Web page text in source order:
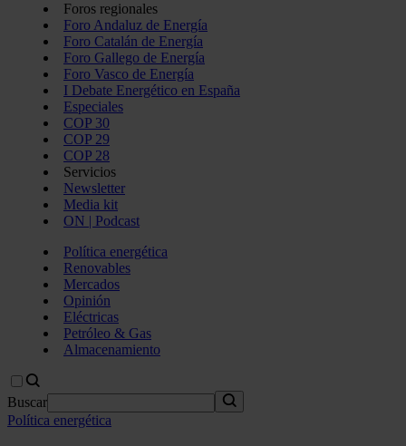
Foros regionales
Foro Andaluz de Energía
Foro Catalán de Energía
Foro Gallego de Energía
Foro Vasco de Energía
I Debate Energético en España
Especiales
COP 30
COP 29
COP 28
Servicios
Newsletter
Media kit
ON | Podcast
Política energética
Renovables
Mercados
Opinión
Eléctricas
Petróleo & Gas
Almacenamiento
Buscar
Política energética